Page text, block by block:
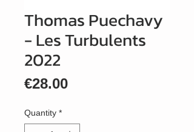
Thomas Puechavy
- Les Turbulents
2022
€28.00Price
Quantity *